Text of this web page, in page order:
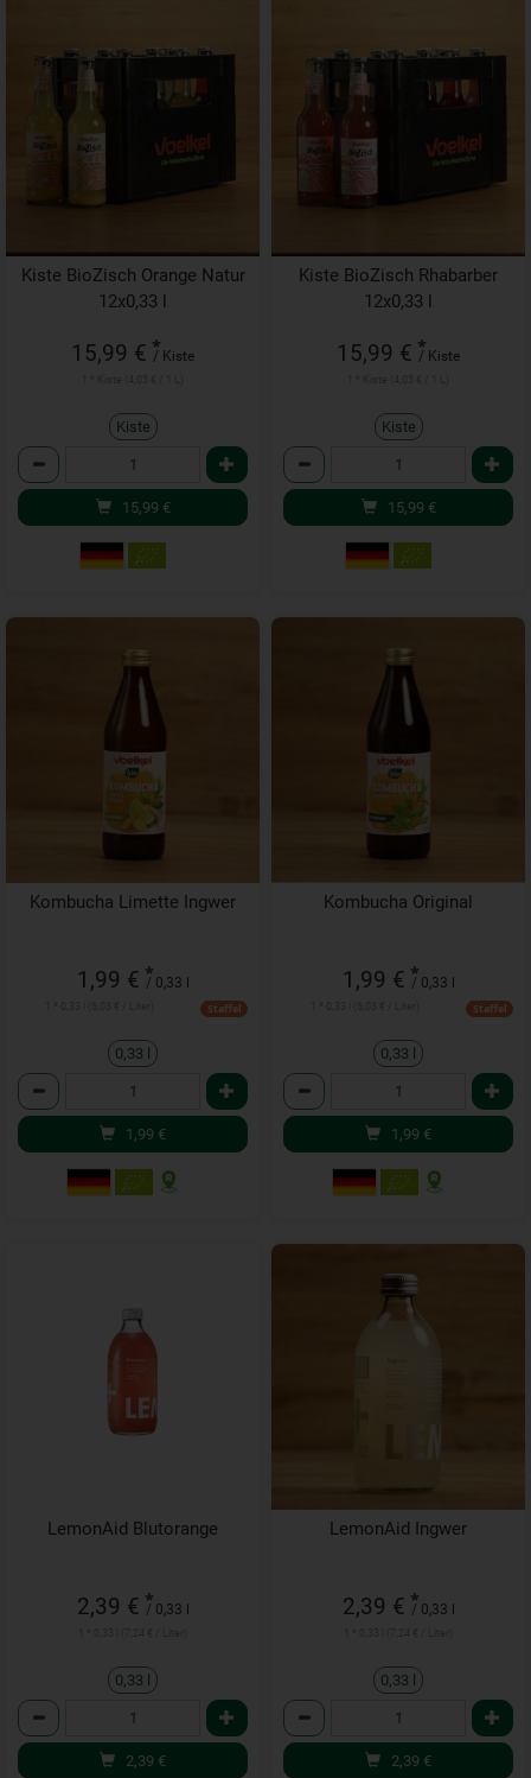
Kiste BioZisch Orange Natur
12x0,33 l
15,99 € *
/ Kiste
Kiste
Anzahl
15,99 €
Kiste BioZisch Rhabarber
12x0,33 l
15,99 € *
/ Kiste
Kiste
Anzahl
15,99 €
Kombucha Limette Ingwer
1,99 € *
/ 0,33 l
Staffel
0,33 l
Anzahl
1,99 €
Kombucha Original
1,99 € *
/ 0,33 l
Staffel
0,33 l
Anzahl
1,99 €
LemonAid Blutorange
2,39 € *
/ 0,33 l
0,33 l
Anzahl
2,39 €
LemonAid Ingwer
2,39 € *
/ 0,33 l
0,33 l
Anzahl
2,39 €